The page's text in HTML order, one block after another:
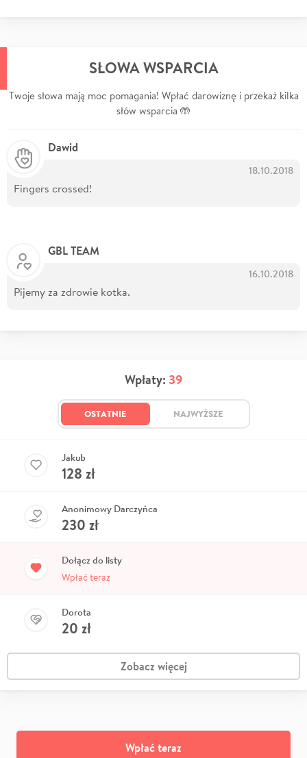
SŁOWA WSPARCIA
Twoje słowa mają moc pomagania! Wpłać darowiznę i przekaż kilka
słów wsparcia 🤲
Dawid
18.10.2018
Fingers crossed!
GBL TEAM
16.10.2018
Pijemy za zdrowie kotka.
Wpłaty: 39
OSTATNIE NAJWYŻSZE
Jakub
128 zł
Anonimowy Darczyńca
230 zł
Dołącz do listy
Wpłać teraz
Dorota
20 zł
Zobacz więcej
Wpłać teraz